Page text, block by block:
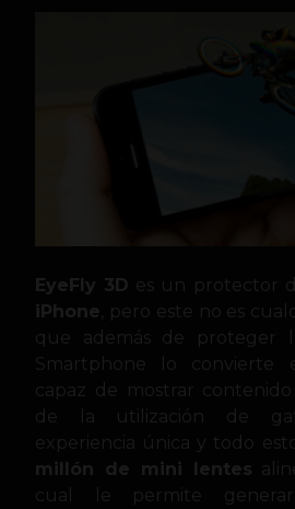
EyeFly 3D es un protector
iPhone
, pero este no es
que además de proteger
Smartphone lo convierte
capaz de mostrar contenido
de la utilización de
experiencia única y todo
millón de mini lentes
cual le permite